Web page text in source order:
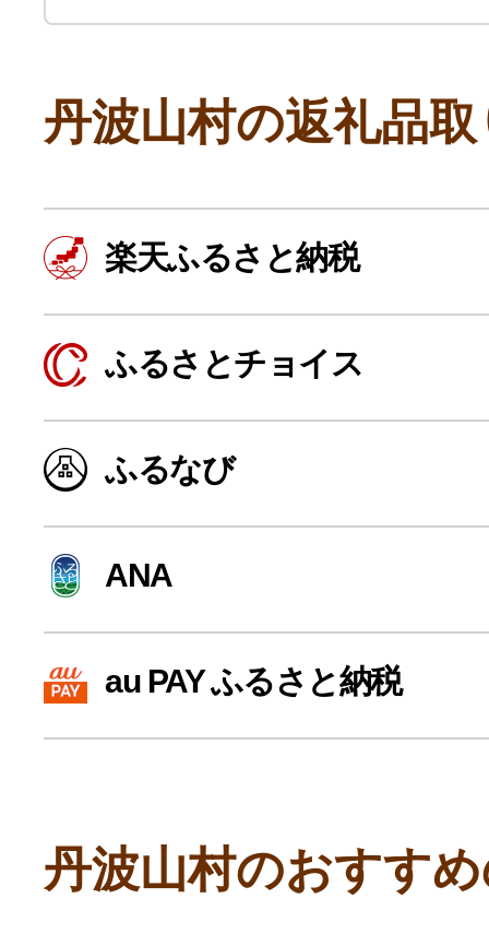
よく見られている返礼品
ふるさと納税徹底比較
寄付上限額シミュレーション
給与所得者版
副業・パラレルワーカー
丹波山村の返礼品
楽天ふるさと納税
ふるさとチョイス
ふるなび
ANA
au PAY ふるさと納税
丹波山村のおすす